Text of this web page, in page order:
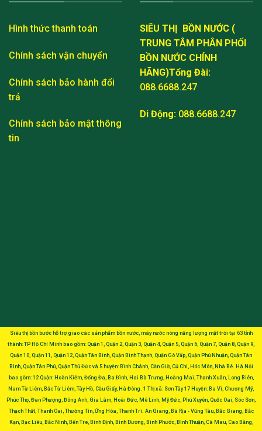
Hình thức thanh toán
Chính sách vận chuyển
Chính sách bảo hành đổi
trả
Chính sách bảo mật thông
tin
SIÊU THỊ BỒN NƯỚC (
TRUNG TÂM PHÂN PHỐI
BỒN NƯỚC CHÍNH
HÃNG)Tổng Đài:
088.6688.247
Di Động: 088.6688.247
Siêu thị bồn bước hỗ trợ giao các sản phẩm bồn nước, máy nước nóng năng lượng mặt trời tại 63 tỉnh
thành: TP Hồ Chí Minh bao gồm: Quận 1, Quận 2, Quận 3, Quận 4, Quận 5, Quận 6, Quận 7, Quận 8, Quận 9,
Quận 10, Quận 11, Quận 12, Quận Tân Bình, Quận Bình Thạnh, Quận Gò Vấp, Quận Phú Nhuận, Quận Tân
Bình, Quận Tân Phú, Quận Thủ Đức và 5 huyện: Bình Chánh, Cần Giờ, Củ Chi, Hóc Môn, Nhà Bè. Hà Nội
bao gồm: 12 Quận: Hoàn Kiếm, Đống Đa, Ba Đình, Hai Bà Trưng, Hoàng Mai, Thanh Xuân, Long Biên,
Nam Từ Liêm, Bắc Từ Liêm, Tây Hồ, Cầu Giấy, Hà Đông. 1 Thị xã: Sơn Tây 17 Huyện: Ba Vì, Chương Mỹ,
Phúc Thọ, Đan Phượng, Đông Anh, Gia Lâm, Hoài Đức, Mê Linh, Mỹ Đức, Phú Xuyên, Quốc Oai, Sóc Sơn,
Thạch Thất, Thanh Oai, Thường Tín, Ứng Hòa, Thanh Trì. An Giang, Bà Rịa - Vũng Tàu, Bắc Giang, Bắc
Kạn, Bạc Liêu, Bắc Ninh, Bến Tre, Bình Định, Bình Dương, Bình Phước, Bình Thuận, Cà Mau, Cao Bằng,